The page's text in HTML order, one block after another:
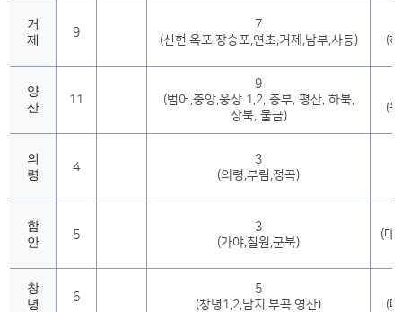
거
제
9
7
(신현,옥포,장승포,연초,거제,남부,사등)
(
양
산
11
9
(범어,중앙,웅상 1,2, 중부, 평산, 하북,
상북, 물금)
(
의
령
4
3
(의령,부림,정곡)
함
안
5
3
(가야,칠원,군북)
(대
창
녕
6
5
(창녕1,2,남지,부곡,영산)
(